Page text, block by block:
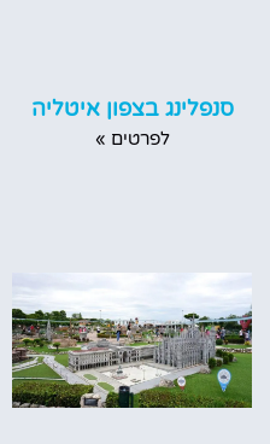
סנפלינג בצפון איטליה
לפרטים »